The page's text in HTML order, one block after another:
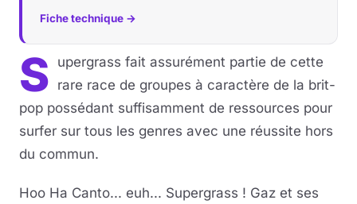
Fiche technique →
S upergrass fait assurément partie de cette
rare race de groupes à caractère de la brit-
pop possédant suffisamment de ressources pour
surfer sur tous les genres avec une réussite hors
du commun.
Hoo Ha Canto... euh... Supergrass ! Gaz et ses